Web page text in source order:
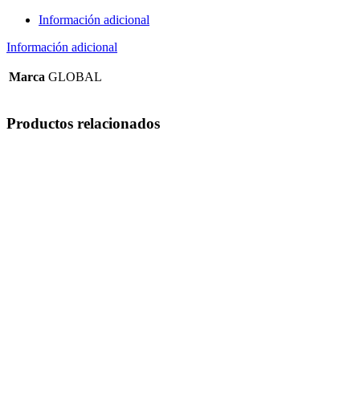
Información adicional
Información adicional
Marca GLOBAL
Productos relacionados